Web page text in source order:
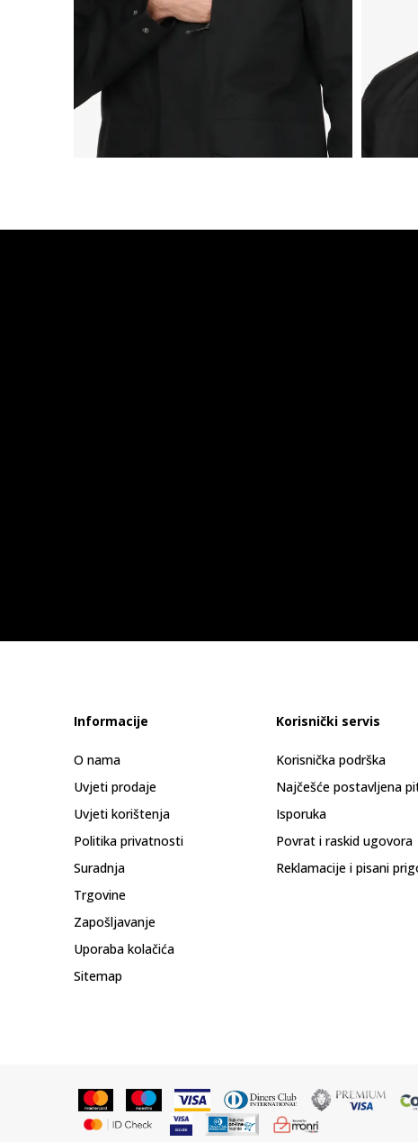
Informacije
O nama
Uvjeti prodaje
Uvjeti korištenja
Politika privatnosti
Suradnja
Trgovine
Zapošljavanje
Uporaba kolačića
Sitemap
Korisnički servis
Korisnička podrška
Najčešće postavljena
Isporuka
Povrat i raskid ugovora
Reklamacije i pisani